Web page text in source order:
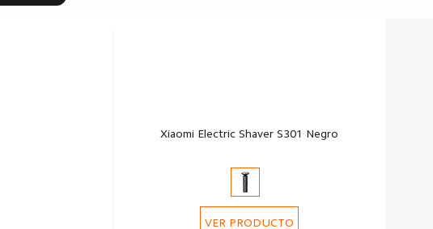
Xiaomi Electric Shaver S301 Negro
VER PRODUCTO